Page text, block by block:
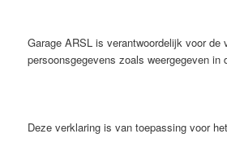
Garage ARSL is verantwoordelijk voor de
persoonsgegevens zoals weergegeven in
Deze verklaring is van toepassing voor